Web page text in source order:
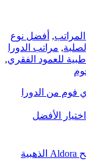
, أفضل نوع
, مراتب الدورا
للعمود الفقري,
من الدورا
الأفضل